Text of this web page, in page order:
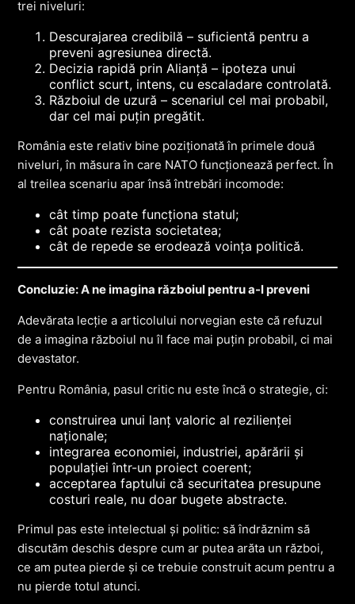
trei niveluri:
Descurajarea credibilă – suficientă pentru a
preveni agresiunea directă.
Decizia rapidă prin Alianță – ipoteza unui
conflict scurt, intens, cu escaladare controlată.
Războiul de uzură – scenariul cel mai probabil,
dar cel mai puțin pregătit.
România este relativ bine poziționată în primele două
niveluri, în măsura în care NATO funcționează perfect. În
al treilea scenariu apar însă întrebări incomode:
cât timp poate funcționa statul;
cât poate rezista societatea;
cât de repede se erodează voința politică.
Concluzie: A ne imagina războiul pentru a-l preveni
Adevărata lecție a articolului norvegian este că refuzul
de a imagina războiul nu îl face mai puțin probabil, ci mai
devastator.
Pentru România, pasul critic nu este încă o strategie, ci:
construirea unui lanț valoric al rezilienței
naționale;
integrarea economiei, industriei, apărării și
populației într-un proiect coerent;
acceptarea faptului că securitatea presupune
costuri reale, nu doar bugete abstracte.
Primul pas este intelectual și politic: să îndrăznim să
discutăm deschis despre cum ar putea arăta un război,
ce am putea pierde și ce trebuie construit acum pentru a
nu pierde totul atunci.